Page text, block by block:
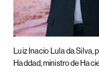
Luiz Inacio Lula da Silva,
Haddad, ministro de